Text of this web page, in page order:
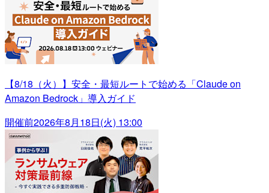
【8/18（火）】安全・最短ルートで始める「Claude on
Amazon Bedrock」導入ガイド
開催前2026年8月18日(火) 13:00